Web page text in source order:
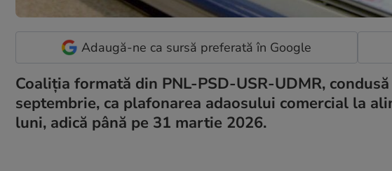
Adaugă-ne ca sursă preferată în Google
Coaliția formată din PNL-PSD-USR-UDMR,
septembrie, ca plafonarea adaosului comercial la
luni, adică până pe 31 martie 2026.